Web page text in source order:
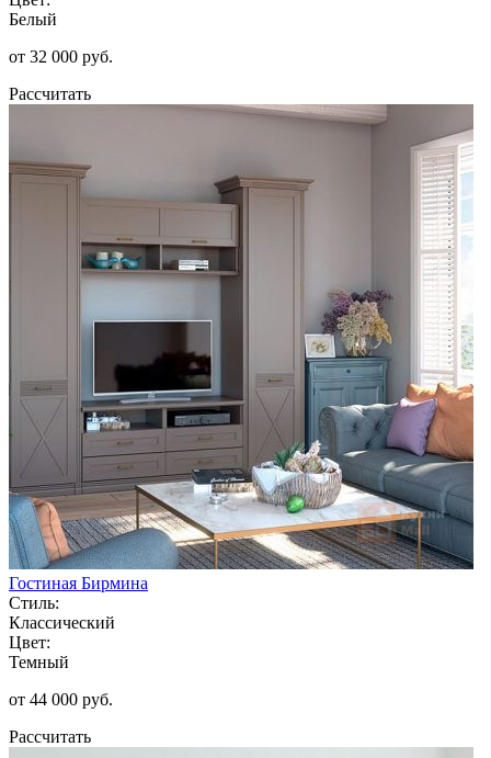
Белый
от 32 000 руб.
Рассчитать
Гостиная Бирмина
Стиль:
Классический
Цвет:
Темный
от 44 000 руб.
Рассчитать